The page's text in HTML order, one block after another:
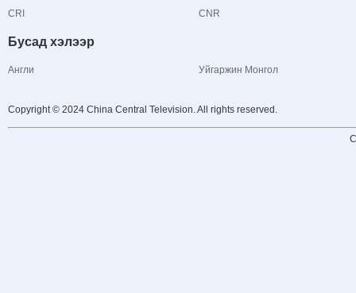
CRI CNR
Бусад хэлээр
Англи Уйгаржин Монгол
Copyright © 2024 China Central Television. All rights reserved.